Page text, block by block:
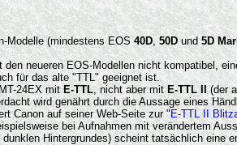
Modelle (mindestens EOS 40D,50Dund5D
den neueren EOS-Modellen nicht kompatibel,
für das alte "TTL" geeignet ist.
24EX mitE-TTL, nicht aber mit E-TTL II (der
wird genährt durch die Aussage eines
Canon auf seiner Web-Seite zur "E-TTL II
bei Aufnahmen mit verändertem
Hintergrundes) scheint tatsächlich